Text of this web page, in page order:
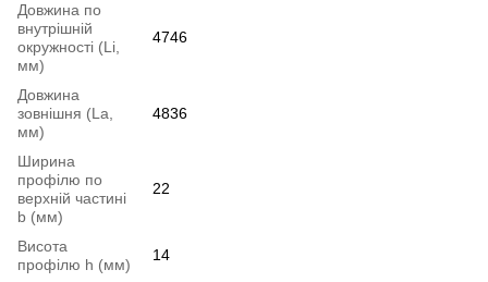
Довжина по
внутрішній
окружності (Li,
мм)
4746
Довжина
зовнішня (La,
мм)
4836
Ширина
профілю по
верхній частині
b (мм)
22
Висота
профілю h (мм)
14